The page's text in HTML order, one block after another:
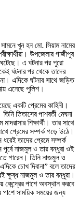
খুন হন মো. সিয়াম নামের
উপজেলার গাজীপুর
ঘটেছে। এ ঘটনার পর পুরো
ঘটনার পর থেকে তাদের
এদিকে ঘটনার সাথে জড়িত
এনেছে পুলিশ।
একটি প্রেমের কাহিনী।
তিতাসের পাশবর্তী মেঘনা
শিক্ষার্থী। তার সাথে
প্রেমের সম্পর্ক গড়ে উঠে।
ধরেই তাদের প্রেমে সম্পর্ক
নাজমুল ও তার বন্ধুরা ওই
পারেন। তিনি নাজমুল ও
চোখ দিবানা” বলে তাদের
ক্ষুব্ধ নাজমুল ও তার বন্ধুরা।
কেন্দ্রের পাশে অবস্থান করবে
পাশে সাময়িক সময়ের জন্য